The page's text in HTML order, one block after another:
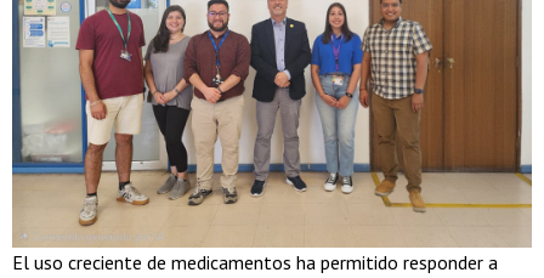
El uso creciente de medicamentos ha permitido responder a